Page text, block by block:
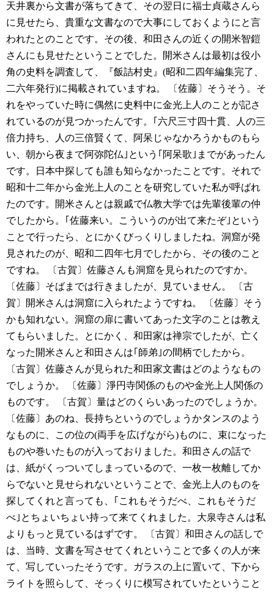
天井裏から文書が落ちてきて、その翌日に福士貞蔵さんら
に見せたら、貴重な文書なので大事にしておくようにと言
われたとのことです。その後、和田さんの近くの開米智鎧
さんにも見せたということでした。開米さんは最初は役小
角の史料を調査して、『飯詰村史』(昭和二四年編集完了、
二六年発行)に掲載されていますね。
〔佐藤〕そうそう。そ
れをやっていた時に偶然に史料中に金光上人のことが記さ
れているのが見つかったんです。｢六尺三寸四十貫、人の三
倍力持ち、人の三倍賢くて、阿呆じゃなかろうかものもら
い、朝から夜まで阿弥陀仏｣という｢阿呆歌｣までがあったん
です。日本中探しても誰も知らなかったことです。それで
昭和十二年から金光上人のことを研究していた私が呼ばれ
たのです。開米さんとは親戚で仏教大学では先輩後輩の仲
でしたから。｢佐藤来い。こういうのが出て来たぞ｣という
ことで行ったら、とにかくびっくりしましたね。洞窟が発
見されたのが、昭和二四年七月でしたから、その後のこと
ですね。
〔古賀〕佐藤さんも洞窟を見られたのですか。
〔佐藤〕そばまでは行きましたが、見ていません。
〔古
賀〕開米さんは洞窟に入られたようですね。
〔佐藤〕そう
かも知れない。洞窟の扉に書いてあった文字のことは教え
てもらいました。とにかく、和田家は禅宗でしたが、亡く
なった開米さんと和田さんは｢師弟｣の間柄でしたから。
〔古賀〕佐藤さんが見られた和田家文書はどのようなもの
でしょうか。
〔佐藤〕淨円寺関係のものや金光上人関係の
ものです。
〔古賀〕量はどのくらいあったのでしょうか。
〔佐藤〕あのね、長持ちというのでしょうかタンスのよう
なものに、この位の(両手を広げながら)ものに、束になった
ものや巻いたものが入っておりました。和田さんの話で
は、紙がくっついてしまっているので、一枚一枚離してか
らでないと見せられないということで、金光上人のものを
探してくれと言っても、｢これもそうだべ、これもそうだ
べ｣とちょいちょい持って来てくれました。大泉寺さんは私
よりもっと見ているはずです。
〔古賀〕和田さんの話しで
は、当時、文書を写させてくれということで多くの人が来
て、写していったそうです。ガラスの上に置いて、下から
ライトを照らして、そっくりに模写されていたということ